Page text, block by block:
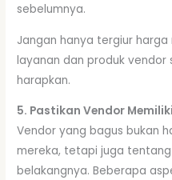
sebelumnya.
Jangan hanya tergiur
layanan dan produk vendor
harapkan.
5. Pastikan Vendor
Vendor yang bagus bukan
mereka, tetapi juga
belakangnya. Beberapa